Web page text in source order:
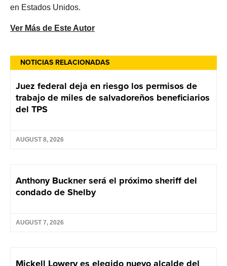
NOTICIAS RELACIONADAS
Juez federal deja en riesgo los permisos de
trabajo de miles de salvadoreños beneficiarios
del TPS
AUGUST 8, 2026
Anthony Buckner será el próximo sheriff del
condado de Shelby
AUGUST 7, 2026
en Estados Unidos.
Ver Más de Este Autor